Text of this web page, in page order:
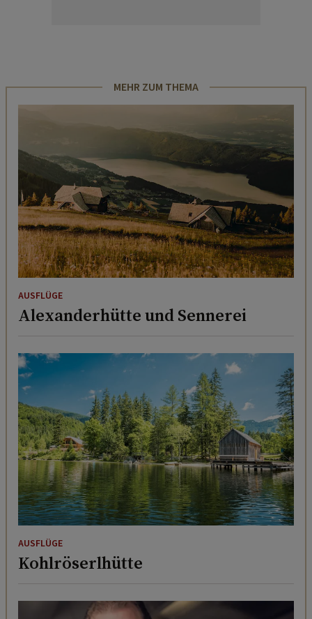
MEHR ZUM THEMA
AUSFLÜGE
Alexanderhütte und Sennerei
AUSFLÜGE
Kohlröserlhütte